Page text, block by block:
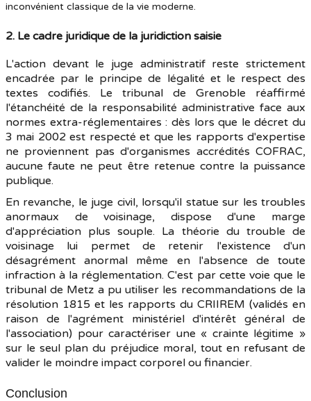
inconvénient classique de la vie moderne.
2. Le cadre juridique de la juridiction saisie
L'action devant le juge administratif reste strictement
encadrée par le principe de légalité et le respect des
textes codifiés. Le tribunal de Grenoble réaffirmé
l'étanchéité de la responsabilité administrative face aux
normes extra-réglementaires : dès lors que le décret du
3 mai 2002 est respecté et que les rapports d'expertise
ne proviennent pas d'organismes accrédités COFRAC,
aucune faute ne peut être retenue contre la puissance
publique.
En revanche, le juge civil, lorsqu'il statue sur les troubles
anormaux de voisinage, dispose d'une marge
d'appréciation plus souple. La théorie du trouble de
voisinage lui permet de retenir l'existence d'un
désagrément anormal même en l'absence de toute
infraction à la réglementation. C'est par cette voie que le
tribunal de Metz a pu utiliser les recommandations de la
résolution 1815 et les rapports du CRIIREM (validés en
raison de l'agrément ministériel d'intérêt général de
l'association) pour caractériser une « crainte légitime »
sur le seul plan du préjudice moral, tout en refusant de
valider le moindre impact corporel ou financier.
Conclusion